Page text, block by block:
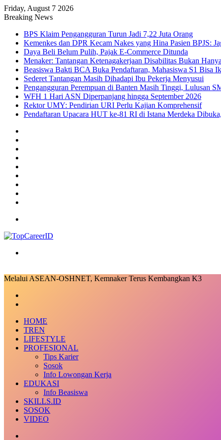
Friday, August 7 2026
Breaking News
BPS Klaim Pengangguran Turun Jadi 7,22 Juta Orang
Kemenkes dan DPR Kecam Nakes yang Hina Pasien BPJS:
Daya Beli Belum Pulih, Pajak E-Commerce Ditunda
Menaker: Tantangan Ketenagakerjaan Disabilitas Bukan
Beasiswa Bakti BCA Buka Pendaftaran, Mahasiswa S1 Bisa
Sederet Tantangan Masih Dihadapi Ibu Pekerja Menyusui
Pengangguran Perempuan di Banten Masih Tinggi, Lulusan
WFH 1 Hari ASN Diperpanjang hingga September 2026
Rektor UMY: Pendirian URI Perlu Kajian Komprehensif
Pendaftaran Upacara HUT ke-81 RI di Istana Merdeka
Melalui ASEAN-OSHNET, Kemnaker Terus Kembangkan K3
Email
HOME
TREN
LIFESTYLE
PROFESIONAL
Tips Karier
Sosok
Info Lowongan Kerja
EDUKASI
Info Beasiswa
SKILLS.ID
SOSOK
VIDEO